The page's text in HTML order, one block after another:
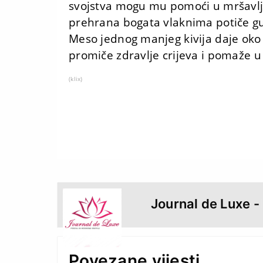
svojstva mogu mu pomoći u
prehrana bogata vlaknima potiče
Meso jednog manjeg kivija daje
promiče zdravlje crijeva i pomaže
(klix)
Journal de Luxe